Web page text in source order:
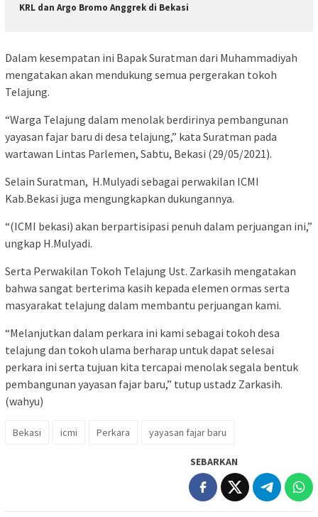
KRL dan Argo Bromo Anggrek di Bekasi
Dalam kesempatan ini Bapak Suratman dari Muhammadiyah
mengatakan akan mendukung semua pergerakan tokoh
Telajung.
“Warga Telajung dalam menolak berdirinya pembangunan
yayasan fajar baru di desa telajung,” kata Suratman pada
wartawan Lintas Parlemen, Sabtu, Bekasi (29/05/2021).
Selain Suratman, H.Mulyadi sebagai perwakilan ICMI
Kab.Bekasi juga mengungkapkan dukungannya.
“(ICMI bekasi) akan berpartisipasi penuh dalam perjuangan ini,”
ungkap H.Mulyadi.
Serta Perwakilan Tokoh Telajung Ust. Zarkasih mengatakan
bahwa sangat berterima kasih kepada elemen ormas serta
masyarakat telajung dalam membantu perjuangan kami.
“Melanjutkan dalam perkara ini kami sebagai tokoh desa
telajung dan tokoh ulama berharap untuk dapat selesai
perkara ini serta tujuan kita tercapai menolak segala bentuk
pembangunan yayasan fajar baru,” tutup ustadz Zarkasih.
(wahyu)
Bekasi icmi Perkara yayasan fajar baru
SEBARKAN